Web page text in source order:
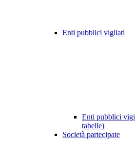
Enti pubblici vigilati
Enti pubblici
tabelle)
Società partecipate